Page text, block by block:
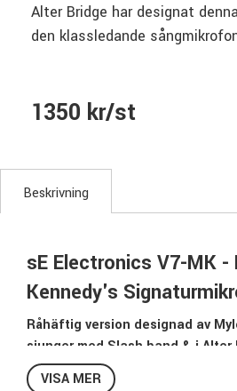
Alter Bridge har designat
den klassledande
1350 kr/st
Beskrivning
sE Electronics V7-MK -
Kennedy's
Råhäftig version designad av
sjunger med Slash band & i Alter
V7:an är en pålitlig & robust
VISA MER